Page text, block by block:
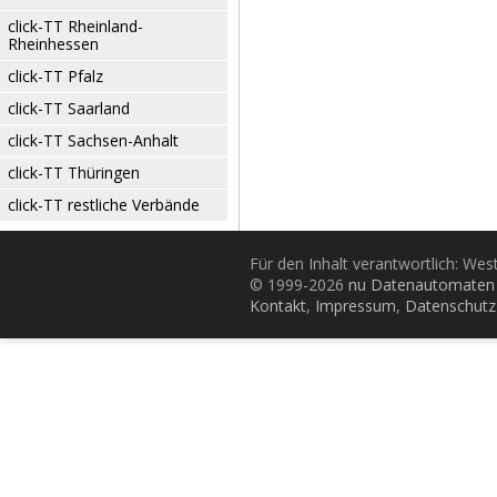
click-TT Rheinland-
Rheinhessen
click-TT Pfalz
click-TT Saarland
click-TT Sachsen-Anhalt
click-TT Thüringen
click-TT restliche Verbände
Für den Inhalt verantwortlich:
© 1999-2026 nu
Kontakt, Impressum, Datenschutz